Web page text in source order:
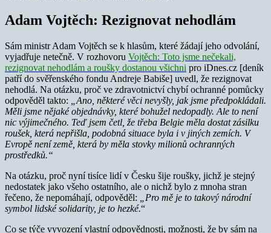
Adam Vojtěch: Rezignovat nehodlám
Sám ministr Adam Vojtěch se k hlasům, které žádají jeho odvolání,
vyjadřuje netečně. V rozhovoru Vojtěch: Toto jsme nečekali,
rezignovat nehodlám a roušky dostanou všichni pro iDnes.cz [deník
patří do svěřenského fondu Andreje Babiše] uvedl, že rezignovat
nehodlá. Na otázku, proč ve zdravotnictví chybí ochranné pomůcky
odpověděl takto:
„Ano, některé věci nevyšly, jak jsme předpokládali.
Měli jsme nějaké objednávky, které bohužel nedopadly. Ale to není
nic výjimečného. Teď jsem četl, že třeba Belgie měla dostat zásilku
roušek, která nepřišla, podobná situace byla i v jiných zemích. V
Evropě není země, která by měla stovky milionů ochranných
prostředků.“
Na otázku, proč nyní tisíce lidí v Česku šije roušky, jichž je stejný
nedostatek jako všeho ostatního, ale o nichž bylo z mnoha stran
řečeno, že nepomáhají, odpověděl: „Pro mě je to takový národní
symbol lidské solidarity, je to hezké.“
Co se týče vyvození vlastní odpovědnosti, možnosti, že by sám na